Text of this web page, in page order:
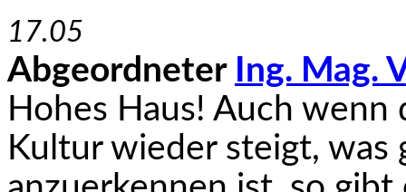
17.05
Abgeordneter Ing. Mag.
Hohes Haus! Auch
Kultur wieder steigt, was